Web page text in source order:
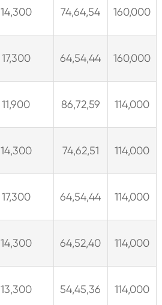
14,300 74,64,54 160,000
17,300 64,54,44 160,000
11,900 86,72,59 114,000
14,300 74,62,51 114,000
17,300 64,54,44 114,000
14,300 64,52,40 114,000
13,300 54,45,36 114,000